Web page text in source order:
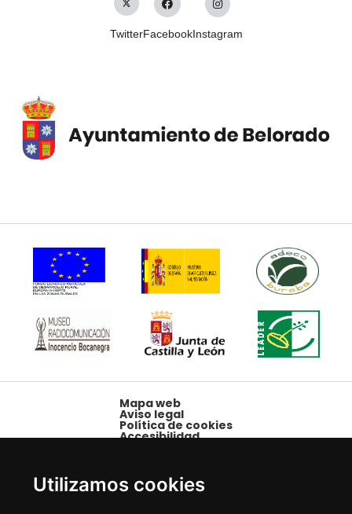
Utilizamos cookies
TwitterFacebookInstagram
Mapa web
Aviso legal
Política de cookies
Accesibilidad
09250 Belorado,
Burgos